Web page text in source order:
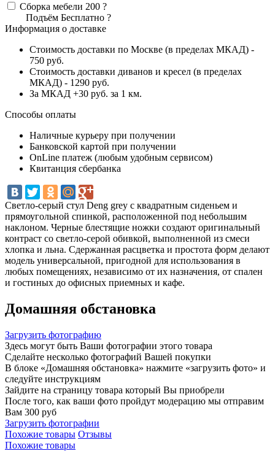
Сборка мебели 200 ?
Подъём Бесплатно ?
Информация о доставке
Стоимость доставки по Москве (в пределах МКАД) -
750 руб.
Стоимость доставки диванов и кресел (в пределах
МКАД) - 1290 руб.
За МКАД +30 руб. за 1 км.
Способы оплаты
Наличные курьеру при получении
Банковской картой при получении
OnLine платеж (любым удобным сервисом)
Квитанция сбербанка
Светло-серый стул Deng grey с квадратным сиденьем и
прямоугольной спинкой, расположенной под небольшим
наклоном. Черные блестящие ножки создают оригинальный
контраст со светло-серой обивкой, выполненной из смеси
хлопка и льна. Сдержанная расцветка и простота форм делают
модель универсальной, пригодной для использования в
любых помещениях, независимо от их назначения, от спален
и гостиных до офисных приемных и кафе.
Домашняя обстановка
Загрузить фотографию
Здесь могут быть Ваши фотографии этого товара
Сделайте несколько фотографий Вашей покупки
В блоке «Домашняя обстановка» нажмите «загрузить фото» и
следуйте инструкциям
Зайдите на страницу товара который Вы приобрели
После того, как ваши фото пройдут модерацию мы отправим
Вам 300 руб
Загрузить фотографии
Похожие товары Отзывы
Похожие товары